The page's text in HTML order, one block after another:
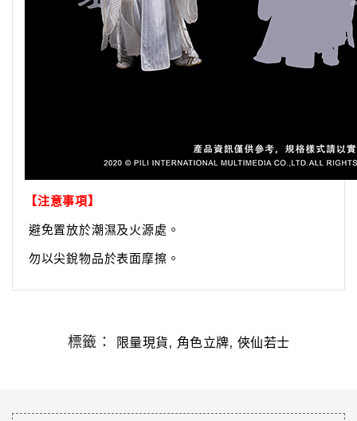
【注意事項】
避免置放於潮濕及火源處。
勿以尖銳物品於表面摩擦。
標籤： 限量現貨, 角色立牌, 俠仙若士